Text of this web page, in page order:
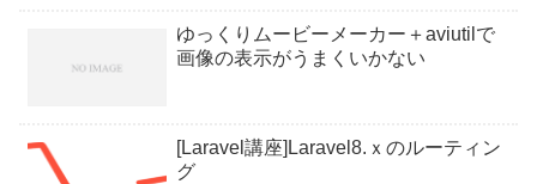
ゆっくりムービーメーカー＋aviutilで
画像の表示がうまくいかない
[Laravel講座]Laravel8.ｘのルーティン
グ